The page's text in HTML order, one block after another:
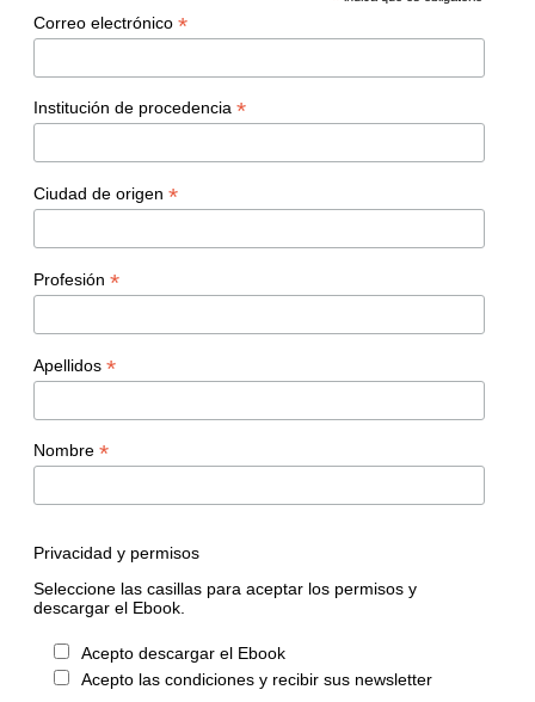
Correo electrónico *
Institución de procedencia *
Ciudad de origen *
Profesión *
Apellidos *
Nombre *
Privacidad y permisos
Seleccione las casillas para aceptar los permisos y
descargar el Ebook.
Acepto descargar el Ebook
Acepto las condiciones y recibir sus newsletter